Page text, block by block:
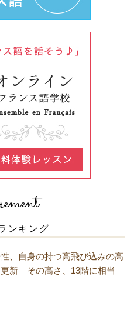
ンキング
、自身の持つ高飛び込みの高
更新 その高さ、13階に相当